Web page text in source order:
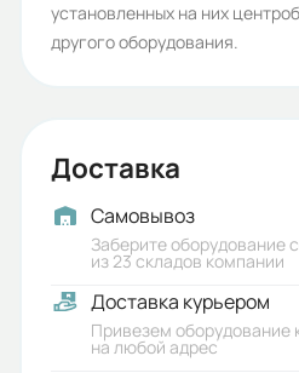
установленных на них
другого оборудования.
Доставка
Самовывоз
Заберите оборудование
из 23 складов компании
Доставка курьером
Привезем оборудование
на любой адрес